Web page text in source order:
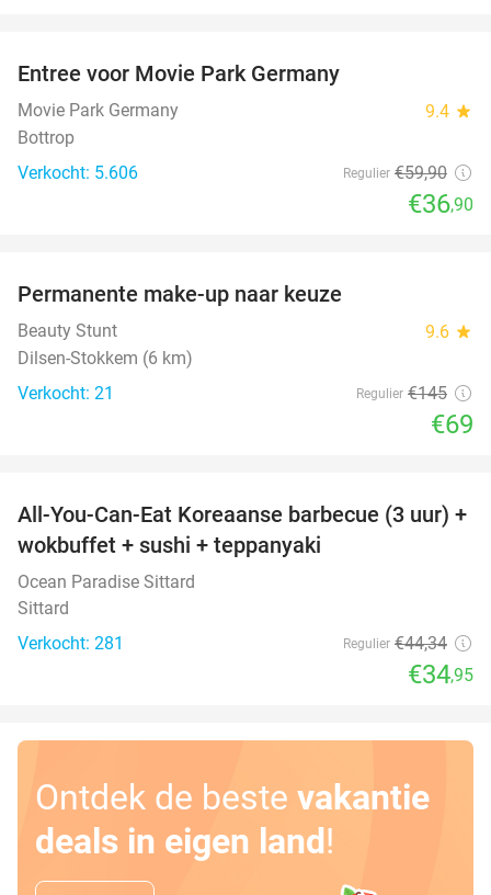
Entree voor Movie Park Germany
Movie Park Germany 9.4 star
Bottrop
Verkocht: 5.606
Regulier €59,90
€36,90
Permanente make-up naar keuze
Beauty Stunt 9.6 star
Dilsen-Stokkem (6 km)
Verkocht: 21
Regulier €145
€69
21%
All-You-Can-Eat Koreaanse barbecue (3 uur) +
wokbuffet + sushi + teppanyaki
Ocean Paradise Sittard
Sittard
Verkocht: 281
Regulier €44,34
€34,95
Ontdek de beste vakantie
deals in eigen land!